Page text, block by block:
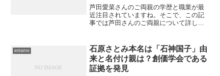
芦田愛菜さんのご両親の学歴と職業が最
近注目されていますね。そこで、この記
事では芦田さんのご両親について詳しく
すので、その話も一緒にお伝えしましょ
う。両親の学歴・職業が発...
entame
石原さとみ本名は「石神国子」由
来と名付け親は？創価学会である
証拠を発見